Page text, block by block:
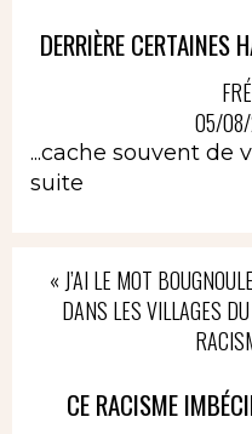
DERRIÈRE CERTAINES
05/08/
...cache souvent de
suite
« J’AI LE MOT
DANS LES VILLAGES
CE RACISME